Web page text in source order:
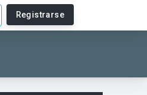
Registrarse